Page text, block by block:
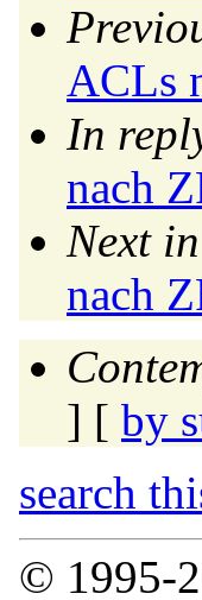
ACLs
In
nach
Next
nach
] [ by
search
© 1995-